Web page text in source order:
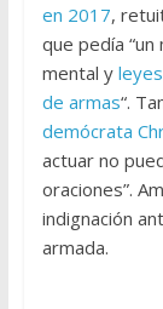
en 2017,
que pedía
mental y
de armas“.
demócrata
actuar no
oraciones”.
indignación
armada.